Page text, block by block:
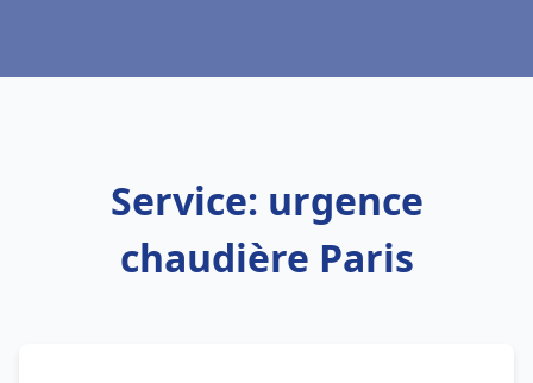
Service: urgence
chaudière Paris